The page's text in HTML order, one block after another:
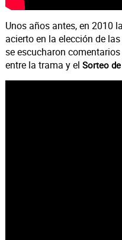
Unos años antes, en 2010
acierto en la elección de
se escucharon
entre la trama y el Sorteo